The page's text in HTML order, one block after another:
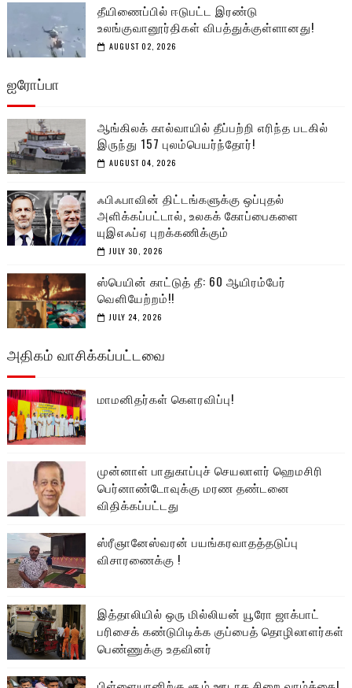
தீயிணைப்பில் ஈடுபட்ட இரண்டு
உலங்குவானூர்திகள் விபத்துக்குள்ளானது!
AUGUST 02, 2026
ஐரோப்பா
ஆங்கிலக் கால்வாயில் தீப்பற்றி எரிந்த படகில்
இருந்து 157 புலம்பெயர்ந்தோர்!
AUGUST 04, 2026
ஃபிஃபாவின் திட்டங்களுக்கு ஒப்புதல்
அளிக்கப்பட்டால், உலகக் கோப்பைகளை
யுஇஎஃப்ஏ புறக்கணிக்கும்
JULY 30, 2026
ஸ்பெயின் காட்டுத் தீ: 60 ஆயிரம்பேர்
வெளியேற்றம்!!
JULY 24, 2026
அதிகம் வாசிக்கப்பட்டவை
மாமனிதர்கள் கௌரவிப்பு!
முன்னாள் பாதுகாப்புச் செயலாளர் ஹெமசிரி
பெர்னாண்டோவுக்கு மரண தண்டனை
விதிக்கப்பட்டது
ஸ்ரீஞானேஸ்வரன் பயங்கரவாதத்தடுப்பு
விசாரணைக்கு !
இத்தாலியில் ஒரு மில்லியன் யூரோ ஜாக்பாட்
பரிசைக் கண்டுபிடிக்க குப்பைத் தொழிலாளர்கள்
பெண்ணுக்கு உதவினர்